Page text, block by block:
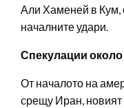
Али Хаменей в Кум,
началните удари.
Спекулации
От началото на
срещу Иран,